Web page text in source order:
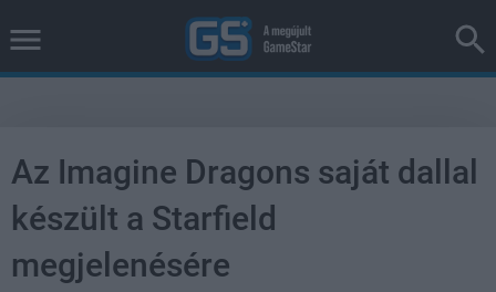
Az Imagine Dragons saját dallal
készült a Starfield
megjelenésére